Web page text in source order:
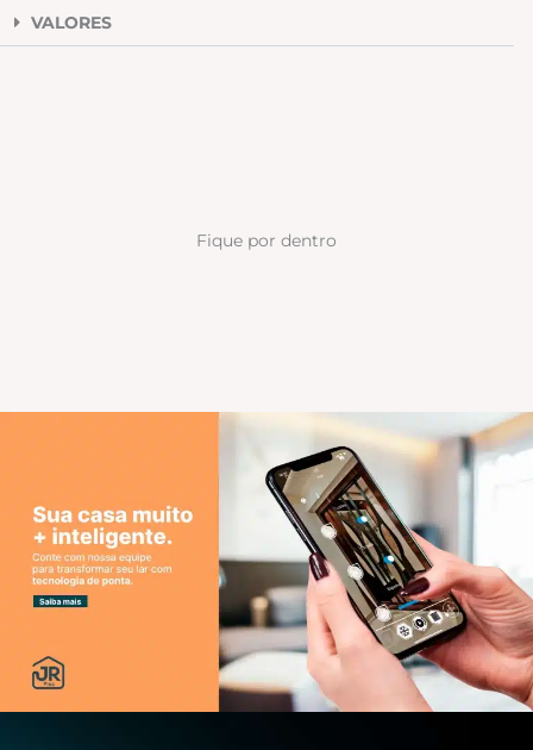
VALORES
Fique por dentro